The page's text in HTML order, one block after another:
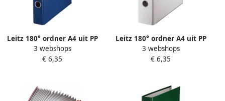
Leitz 180° ordner A4 uit PP
rug van 5 cm blauw
3 webshops
€ 6,35
Leitz 180° ordner A4 uit PP
rug van 8 cm wit
3 webshops
€ 6,35